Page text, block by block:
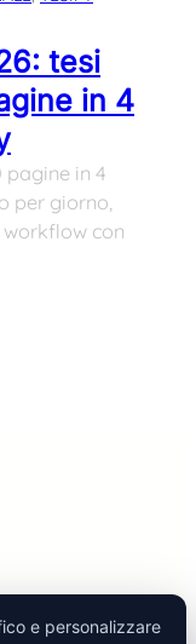
tesi
in 4
in 4
per giorno,
con
e personalizzare